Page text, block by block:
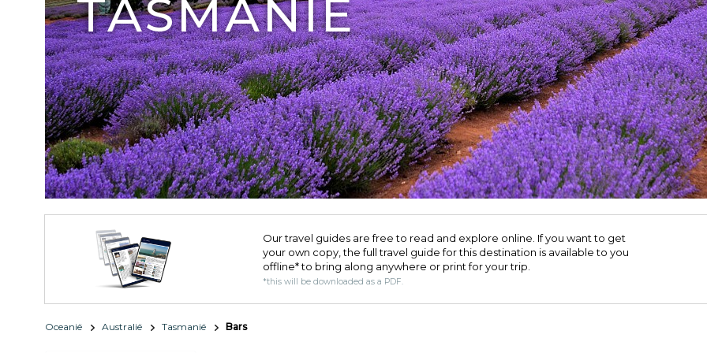
TASMANIË
Our travel guides are free to read and explore online. If you want to get
your own copy, the full travel guide for this destination is available to you
offline* to bring along anywhere or print for your trip.​
*this will be downloaded as a PDF.
Oceanië Australië Tasmanië Bars